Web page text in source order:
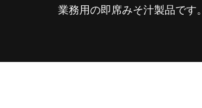
業務用の即席みそ汁製品です。